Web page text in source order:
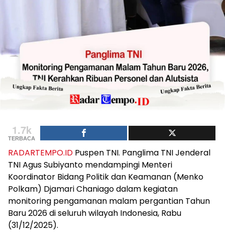
1.7k
TERBACA
RADARTEMPO.ID Puspen TNI. Panglima TNI Jenderal
TNI Agus Subiyanto mendampingi Menteri
Koordinator Bidang Politik dan Keamanan (Menko
Polkam) Djamari Chaniago dalam kegiatan
monitoring pengamanan malam pergantian Tahun
Baru 2026 di seluruh wilayah Indonesia, Rabu
(31/12/2025).